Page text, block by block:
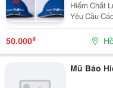
Hiểm Chất Lượng Thiết Kế - Sản
Yêu Cầu Các Loại Nón Bảo Hiểm Alpha Đã Và Đang
Cung Cấp: - Nón Bảo Hiểm Hally - Nón Bảo Hiểm Kết
50.000₫
Mũ Bảo